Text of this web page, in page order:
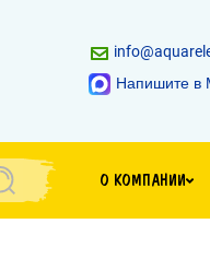
Напишите в
О КОМПАНИИ